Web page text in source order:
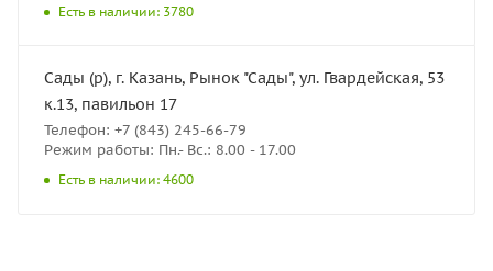
Есть в наличии: 3780
Сады (р), г. Казань, Рынок "Сады", ул. Гвардейская, 53
к.13, павильон 17
Телефон: +7 (843) 245-66-79
Режим работы: Пн.- Вс.: 8.00 - 17.00
Есть в наличии: 4600